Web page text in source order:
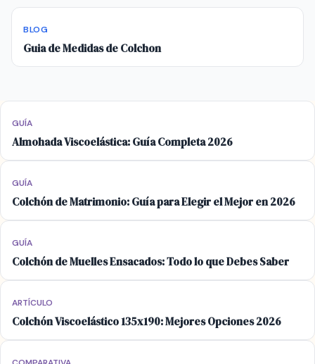
BLOG
Guia de Medidas de Colchon
GUÍA
Almohada Viscoelástica: Guía Completa 2026
GUÍA
Colchón de Matrimonio: Guía para Elegir el Mejor en 2026
GUÍA
Colchón de Muelles Ensacados: Todo lo que Debes Saber
ARTÍCULO
Colchón Viscoelástico 135x190: Mejores Opciones 2026